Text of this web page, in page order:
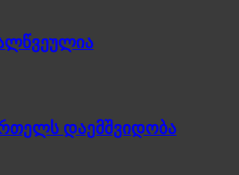
დაემშვიდობა